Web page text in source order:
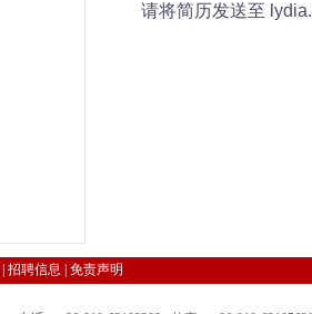
请将简历发送至
招聘信息 免责声明